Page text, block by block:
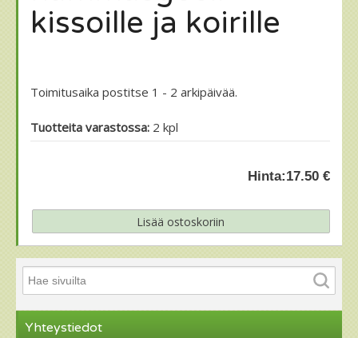
kissoille ja koirille
Toimitusaika postitse 1 - 2 arkipäivää.
Tuotteita varastossa: 2 kpl
Hinta:17.50 €
Yhteystiedot